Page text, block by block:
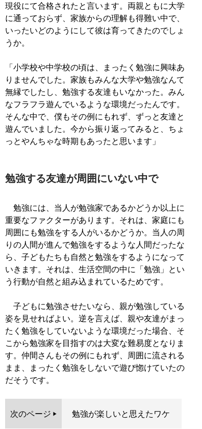
現役にて合格されたと言います。両親ともに大学
に通っておらず、家族からの理解も得難い中で、
いったいどのようにして彼は育ってきたのでしょ
うか。
「小学校や中学校の頃は、まったく勉強に興味あ
りませんでした。家族もみんな大学や勉強なんて
無縁でしたし、勉強する友達もいなかった。みん
なフラフラ遊んでいるような環境だったんです。
そんな中で、僕もその例にもれず、ずっと友達と
遊んでいました。今から振り返ってみると、ちょ
っとやんちゃな時期もあったと思います」
勉強する友達が周囲にいない中で
勉強には、当人が勉強家であるかどうか以上に
重要なファクターがあります。それは、家庭にも
周囲にも勉強をする人がいるかどうか。当人の周
りの人間が進んで勉強をするような人間だったな
ら、子どもたちも自然と勉強をするようになって
いきます。それは、生活空間の中に「勉強」とい
う行動が自然と組み込まれているためです。
子どもに勉強させたいなら、親が勉強している
姿を見せればよい。逆を言えば、親や友達がまっ
たく勉強をしていないような環境だった場合、そ
こから勉強家を目指すのは大変な難易度となりま
す。仲間さんもその例にもれず、周囲に流される
まま、まったく勉強をしないで遊び惚けていたの
だそうです。
次のページ 勉強が楽しいと思えたワケ